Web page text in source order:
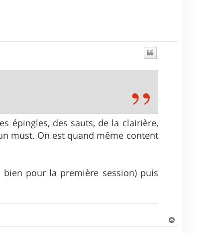
épingles, des sauts, de la clairière,
must. On est quand même content
pour la première session) puis
a